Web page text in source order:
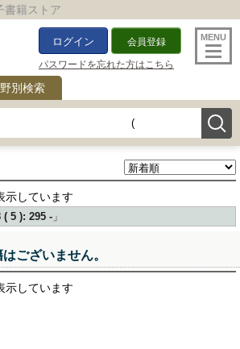
書籍ストア
ログイン 会員登録
パスワードを忘れた方はこちら
別検索
しています
( 5 ): 295 - 」
ございません。
しています